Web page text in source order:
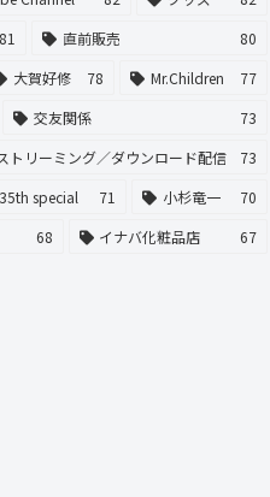
81 直前販売
80
大賀好修 78 Mr.Children
77
交友関係
73
トリーミング／ダウンロード配信
73
special 71 小杉竜一
70
68 イナバ化粧品店 67